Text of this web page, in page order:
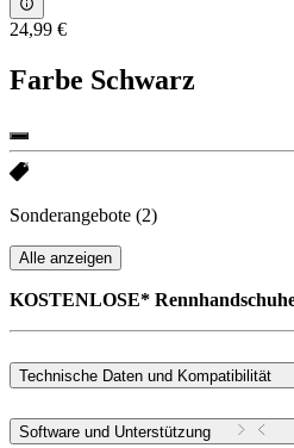
24,99 €
Farbe Schwarz
Sonderangebote (2)
Alle anzeigen
KOSTENLOSE*
Technische Daten und Kompatibilität
Software und Unterstützung